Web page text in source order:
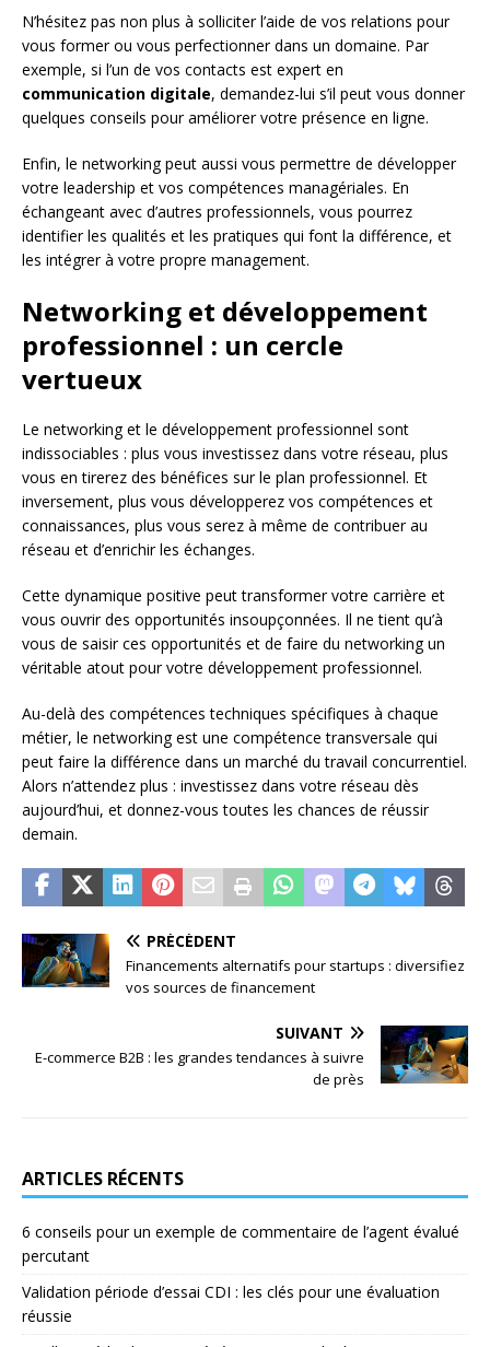
N’hésitez pas non plus à solliciter l’aide de vos relations pour
vous former ou vous perfectionner dans un domaine. Par
exemple, si l’un de vos contacts est expert en
communication digitale, demandez-lui s’il peut vous donner
quelques conseils pour améliorer votre présence en ligne.
Enfin, le networking peut aussi vous permettre de développer
votre leadership et vos compétences managériales. En
échangeant avec d’autres professionnels, vous pourrez
identifier les qualités et les pratiques qui font la différence, et
les intégrer à votre propre management.
Networking et développement
professionnel : un cercle
vertueux
Le networking et le développement professionnel sont
indissociables : plus vous investissez dans votre réseau, plus
vous en tirerez des bénéfices sur le plan professionnel. Et
inversement, plus vous développerez vos compétences et
connaissances, plus vous serez à même de contribuer au
réseau et d’enrichir les échanges.
Cette dynamique positive peut transformer votre carrière et
vous ouvrir des opportunités insoupçonnées. Il ne tient qu’à
vous de saisir ces opportunités et de faire du networking un
véritable atout pour votre développement professionnel.
Au-delà des compétences techniques spécifiques à chaque
métier, le networking est une compétence transversale qui
peut faire la différence dans un marché du travail concurrentiel.
Alors n’attendez plus : investissez dans votre réseau dès
aujourd’hui, et donnez-vous toutes les chances de réussir
demain.
PRÉCÉDENT
Financements alternatifs pour startups : diversifiez
vos sources de financement
SUIVANT
E-commerce B2B : les grandes tendances à suivre
de près
ARTICLES RÉCENTS
6 conseils pour un exemple de commentaire de l’agent évalué
percutant
Validation période d’essai CDI : les clés pour une évaluation
réussie